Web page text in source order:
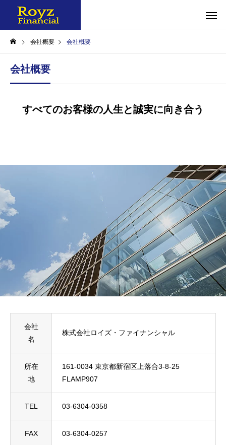
会社概要 会社概要
会社概要
すべてのお客様の人生と誠実に向き合う
会社
名
株式会社ロイズ・ファイナンシャル
所在
地
161-0034 東京都新宿区上落合3-8-25
FLAMP907
TEL 03-6304-0358
FAX 03-6304-0257